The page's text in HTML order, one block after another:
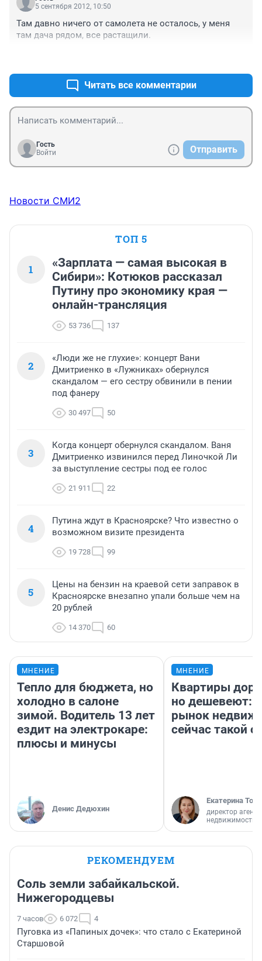
останки погибших пилотов,документы и прочее! Не
интересна тема по-сути своей,так не пишите лучше
ничего,чем глупости... Хоть из уважения тем,кто там
5 сентября 2012, 10:50
Там давно ничего от самолета не осталось, у меня
там дача рядом, все растащили.
Читать все комментарии
Гость
Войти
Отправить
Новости СМИ2
ТОП 5
1
«Зарплата — самая высокая в
Сибири»: Котюков рассказал
Путину про экономику края —
онлайн-трансляция
53 736 137
2
«Люди же не глухие»: концерт Вани
Дмитриенко в «Лужниках» обернулся
скандалом — его сестру обвинили в пении
под фанеру
30 497 50
3
Когда концерт обернулся скандалом. Ваня
Дмитриенко извинился перед Линочкой Ли
за выступление сестры под ее голос
21 911 22
4
Путина ждут в Красноярске? Что известно о
возможном визите президента
19 728 99
5
Цены на бензин на краевой сети заправок в
Красноярске внезапно упали больше чем на
20 рублей
14 370 60
МНЕНИЕ
Тепло для бюджета, но
холодно в салоне
зимой. Водитель 13 лет
ездит на электрокаре:
плюсы и минусы
Денис Дедюхин
МНЕНИЕ
Квартиры
но дешевеют:
рынок
сейчас такой
Екатерина
директор
недвижимости
РЕКОМЕНДУЕМ
Соль земли забайкальской.
Нижегородцевы
7 часов 6 072 4
Пуговка из «Папиных дочек»: что стало с Екатериной
Старшовой